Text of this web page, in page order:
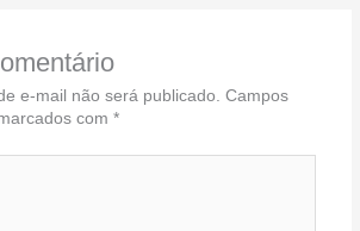
e-mail não será publicado. Campos
com *